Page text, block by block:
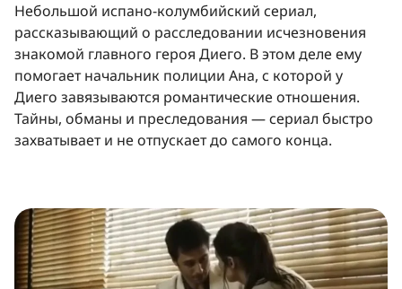
Небольшой испано-колумбийский сериал,
рассказывающий о расследовании исчезновения
знакомой главного героя Диего. В этом деле ему
помогает начальник полиции Ана, с которой у
Диего завязываются романтические отношения.
Тайны, обманы и преследования — сериал быстро
захватывает и не отпускает до самого конца.